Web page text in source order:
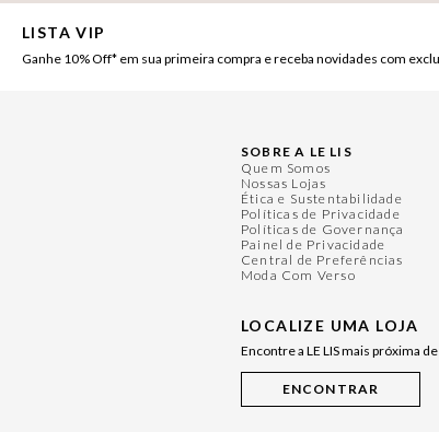
LISTA VIP
Ganhe 10% Off* em sua primeira compra e receba novidades com
SOBRE A LE LIS
Quem Somos
Nossas Lojas
Ética e Sustentabilidade
Políticas de Privacidade
Políticas de Governança
Painel de Privacidade
Central de Preferências
Moda Com Verso
LOCALIZE UMA LOJA
Encontre a LE LIS mais próxima